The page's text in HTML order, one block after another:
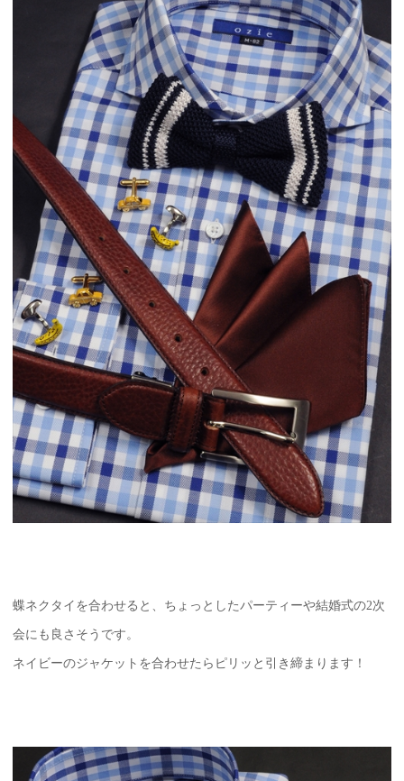
蝶ネクタイを合わせると、ちょっとしたパーティーや結婚式の2次
会にも良さそうです。
ネイビーのジャケットを合わせたらピリッと引き締まります！